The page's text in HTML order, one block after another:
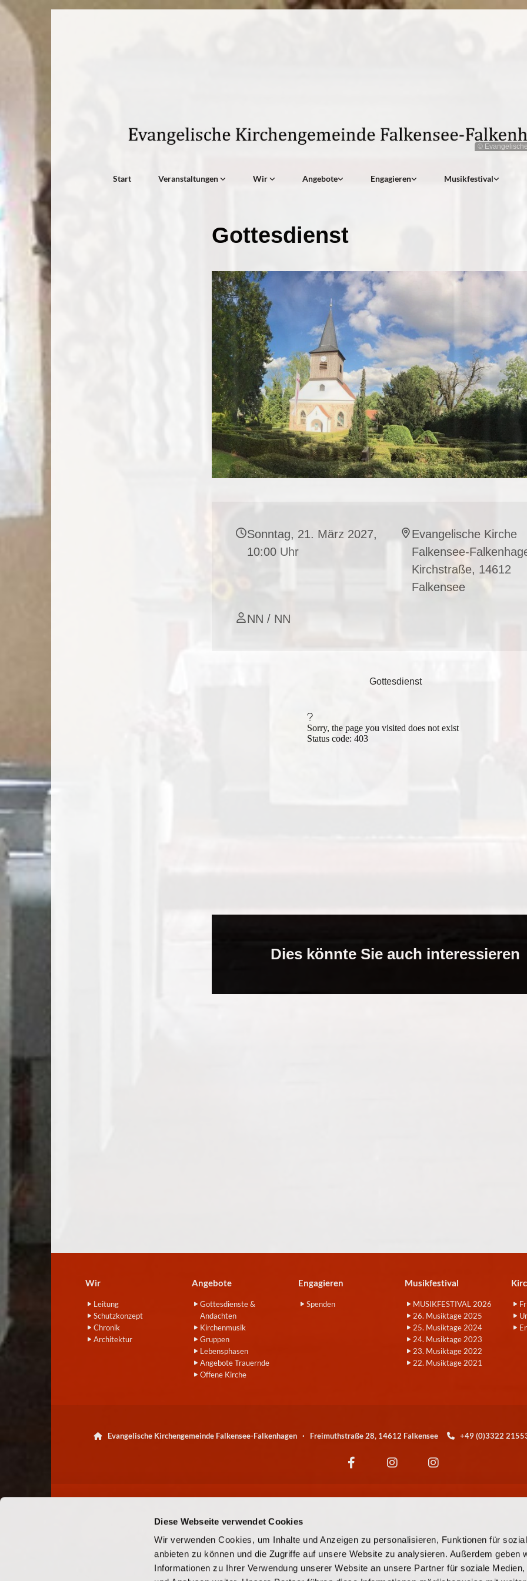
Diese Webseite verwendet Cookies
Wir verwenden Cookies, um Inhalte und Anzeigen zu personalisieren, Funktionen für
anbieten zu können und die Zugriffe auf unsere Website zu analysieren. Außerdem geben
Informationen zu Ihrer Verwendung unserer Website an unsere Partner für soziale Medien,
©
Start Veranstaltungen Wir Angebote Engagieren Musikfestival
Gottesdienst
Sonntag, 21. März 2027,
10:00 Uhr
Evangelische Kirche
Falkensee-
Kirchstraße, 14612
Falkensee
NN / NN
Gottesdienst
Dies könnte Sie auch interessieren
Wir
Leitung
Schutzkonzept
Chronik
Architektur
Angebote
Gottesdienste &
Andachten
Kirchenmusik
Gruppen
Lebensphasen
Angebote Trauernde
Offene Kirche
Engagieren
Spenden
Musikfestival
MUSIKFESTIVAL 2026
26. Musiktage 2025
25. Musiktage 2024
24. Musiktage 2023
23. Musiktage 2022
22. Musiktage 2021
 Evangelische Kirchengemeinde Falkensee-Falkenhagen · Freimuthstraße 28, 14612 Falkensee  +49 (0)3322
© EKBO
© Evangelische Kirchengemeinde Falkensee-Falkenhagen